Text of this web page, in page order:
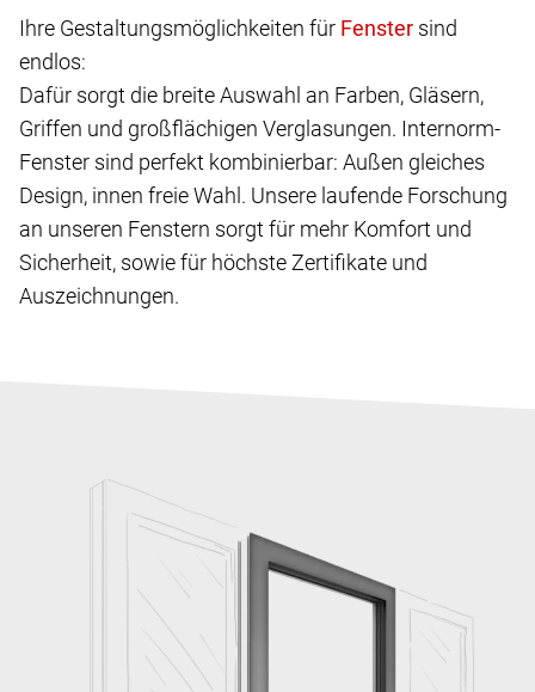
Ihre Gestaltungsmöglichkeiten für
sind
endlos:
Dafür sorgt die breite Auswahl an Farben, Gläsern,
Griffen und großflächigen Verglasungen. Internorm-
Fenster sind perfekt kombinierbar: Außen gleiches
Design, innen freie Wahl. Unsere laufende Forschung
an unseren Fenstern sorgt für mehr Komfort und
Sicherheit, sowie für höchste Zertifikate und
Auszeichnungen.